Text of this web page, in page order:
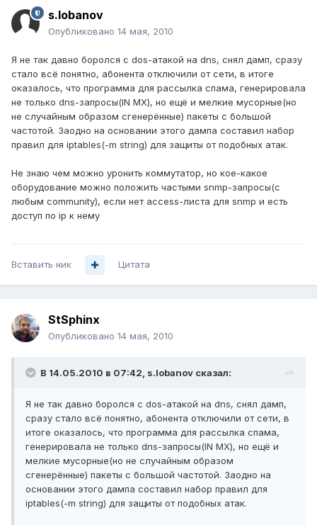
s.lobanov
Опубликовано 14 мая, 2010
Я не так давно боролся с dos-атакой на dns, снял дамп, сразу
стало всё понятно, абонента отключили от сети, в итоге
оказалось, что программа для рассылка спама, генерировала
не только dns-запросы(IN MX), но ещё и мелкие мусорные(но
не случайным образом сгенерённые) пакеты с большой
частотой. Заодно на основании этого дампа составил набор
правил для iptables(-m string) для защиты от подобных атак.
Не знаю чем можно уронить коммутатор, но кое-какое
оборудование можно положить частыми snmp-запросы(с
любым community), если нет access-листа для snmp и есть
доступ по ip к нему
Вставить ник Цитата
StSphinx
Опубликовано 14 мая, 2010
В 14.05.2010 в 07:42, s.lobanov сказал:
Я не так давно боролся с dos-атакой на dns, снял дамп,
сразу стало всё понятно, абонента отключили от сети, в
итоге оказалось, что программа для рассылка спама,
генерировала не только dns-запросы(IN MX), но ещё и
мелкие мусорные(но не случайным образом
сгенерённые) пакеты с большой частотой. Заодно на
основании этого дампа составил набор правил для
iptables(-m string) для защиты от подобных атак.